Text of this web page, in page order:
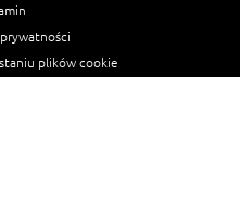
plików cookie